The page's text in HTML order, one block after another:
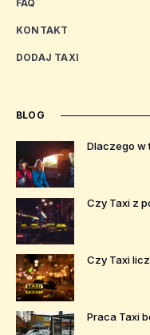
FAQ
KONTAKT
DODAJ TAXI
BLOG
Dlaczego w
Czy Taxi z
Czy Taxi
Praca Taxi